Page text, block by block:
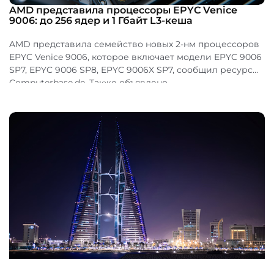
AMD представила процессоры EPYC Venice
9006: до 256 ядер и 1 Гбайт L3-кеша
AMD представила семейство новых 2-нм процессоров
EPYC Venice 9006, которое включает модели EPYC 9006
SP7, EPYC 9006 SP8, EPYC 9006X SP7, сообщил ресурс
Computerbase.de. Также объявлено...